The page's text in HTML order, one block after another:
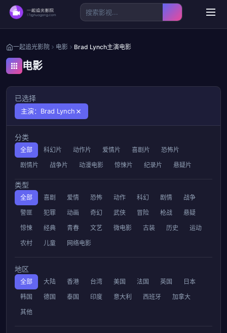
一起追光影院 电影 Brad Lynch主演电影
电影
已选择
主演：Brad Lynch
分类
全部 科幻片 动作片 爱情片 喜剧片
恐怖片
剧情片
战争片 动漫电影 惊悚片 纪录片 悬疑片
类型
全部 喜剧 爱情 恐怖 动作 科幻 剧情
战争
警匪
犯罪 动画 奇幻 武侠 冒险 枪战
悬疑
惊悚
经典 青春 文艺 微电影 古装 历史
运动
农村
儿童 网络电影
地区
全部 大陆 香港 台湾 美国 法国 英国
日本
韩国
德国 泰国 印度 意大利 西班牙
加拿大
其他